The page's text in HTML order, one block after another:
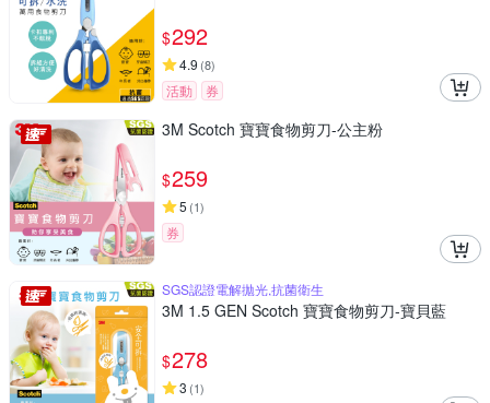
$292
4.9 (8)
活動 券
3M Scotch 寶寶食物剪刀-公主粉
$259
5 (1)
券
SGS認證電解拋光,抗菌衛生
3M 1.5 GEN Scotch 寶寶食物剪刀-寶貝藍
$278
3 (1)